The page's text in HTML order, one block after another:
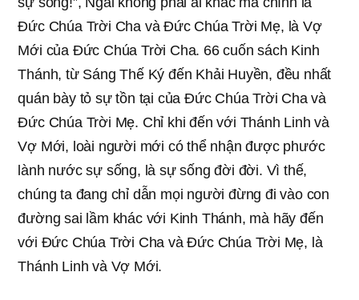
Đức Chúa Trời Cha và Đức Chúa Trời Mẹ, là Vợ
Mới của Đức Chúa Trời Cha. 66 cuốn sách Kinh
Thánh, từ Sáng Thế Ký đến Khải Huyền, đều nhất
quán bày tỏ sự tồn tại của Đức Chúa Trời Cha và
Đức Chúa Trời Mẹ. Chỉ khi đến với Thánh Linh và
Vợ Mới, loài người mới có thể nhận được phước
lành nước sự sống, là sự sống đời đời. Vì thế,
chúng ta đang chỉ dẫn mọi người đừng đi vào con
đường sai lầm khác với Kinh Thánh, mà hãy đến
với Đức Chúa Trời Cha và Đức Chúa Trời Mẹ, là
Thánh Linh và Vợ Mới.